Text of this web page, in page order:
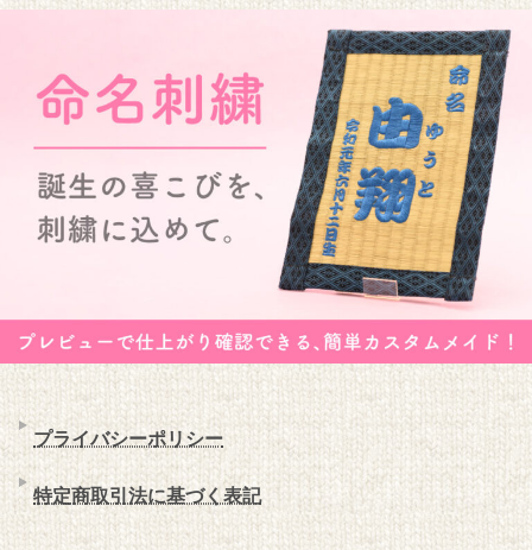
プライバシーポリシー
特定商取引法に基づく表記